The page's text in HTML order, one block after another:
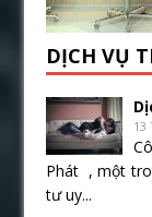
DỊCH VỤ
13
Phát , một
tư uy...